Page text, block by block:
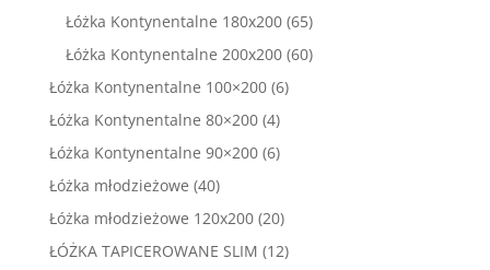
produktów
Łóżka Kontynentalne 180x200 6565
produktów
Łóżka Kontynentalne 200x200 6060
Łóżka Kontynentalne 100×200 66
Łóżka Kontynentalne 80×200 44
produkty
Łóżka Kontynentalne 90×200 66
Łóżka młodzieżowe 4040
produktów
Łóżka młodzieżowe 120x200 2020
produktów
ŁÓŻKA TAPICEROWANE SLIM 1212